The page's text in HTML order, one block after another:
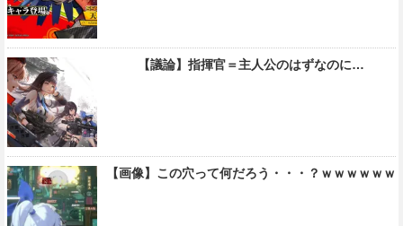
【議論】指揮官＝主人公のはずなのに…
【画像】この穴って何だろう・・・？ｗｗｗｗｗｗ